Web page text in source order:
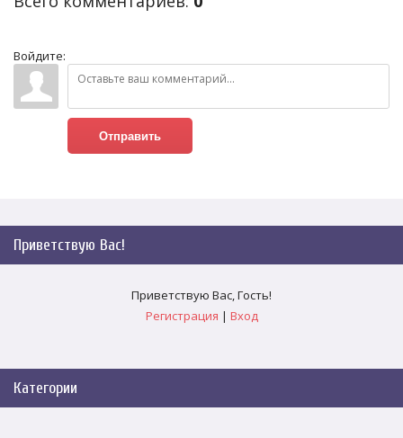
Войдите:
Отправить
Приветствую Вас!
Приветствую Вас,Гость!
Регистрация | Вход
Категории